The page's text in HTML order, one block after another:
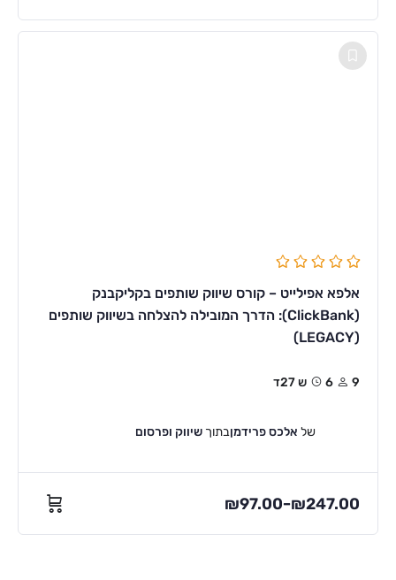
אלפא אפילייט – קורס שיווק שותפים בקליקבנק
(ClickBank): הדרך המובילה להצלחה בשיווק שותפים
(LEGACY)
9 6ש 27ד
של אלכס פרידמןבתוך שיווק ופרסום
₪97.00–₪247.00